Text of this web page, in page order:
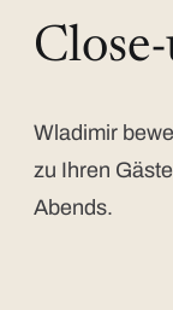
Wladimir
zu Ihren
Abends.